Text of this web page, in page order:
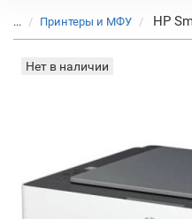
... Принтеры и МФУ HP
Нет в наличии